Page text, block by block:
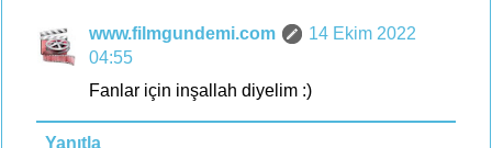
www.filmgundemi.com
14 Ekim 2022
04:55
Fanlar için inşallah diyelim :)
Yanıtla